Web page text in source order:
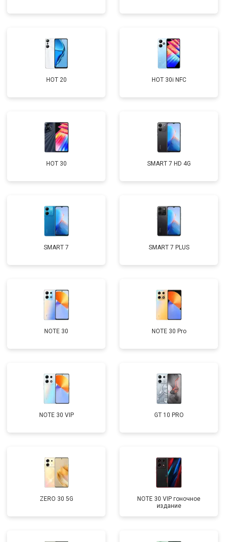
HOT 20 HOT 30i NFC
HOT 30 SMART 7 HD 4G
SMART 7 SMART 7 PLUS
NOTE 30 NOTE 30 Pro
NOTE 30 VIP GT 10 PRO
ZERO 30 5G
NOTE 30 VIP гоночное
издание